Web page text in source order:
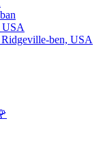
USA
ben, USA